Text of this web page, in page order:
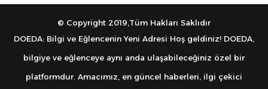
© Copyright 2019,Tüm Hakları Saklıdır
DOEDA: Bilgi ve Eğlencenin Yeni Adresi Hoş geldiniz! DOEDA,
bilgiye ve eğlenceye aynı anda ulaşabileceğiniz özel bir
platformdur. Amacımız, en güncel haberleri, ilgi çekici